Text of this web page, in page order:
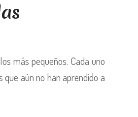
más pequeños. Cada uno
aún no han aprendido a